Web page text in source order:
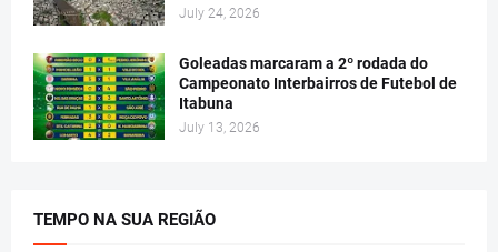
July 24, 2026
Goleadas marcaram a 2º rodada do
Campeonato Interbairros de Futebol de
Itabuna
July 13, 2026
TEMPO NA SUA REGIÃO